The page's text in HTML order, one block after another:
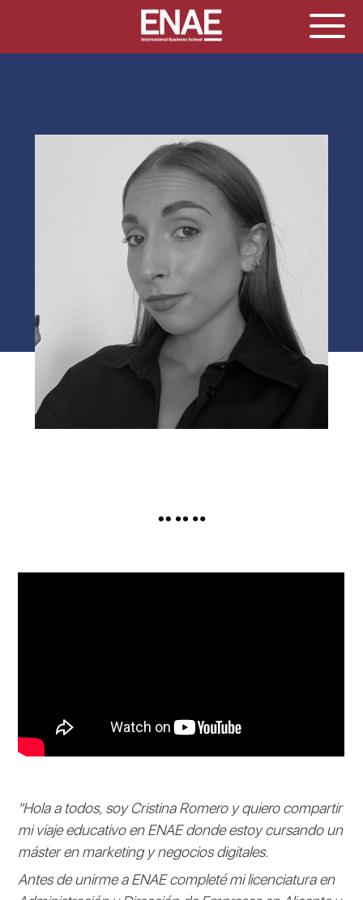
"Hola a todos, soy Cristina Romero y quiero compartir
mi viaje educativo en ENAE donde estoy cursando un
máster en marketing y negocios digitales.
Antes de unirme a ENAE completé mi licenciatura en